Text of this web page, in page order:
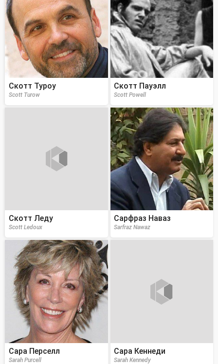
Скотт Туроу
Scott Turow
Скотт Пауэлл
Scott Powell
Скотт Леду
Scott Ledoux
Сарфраз Наваз
Sarfraz Nawaz
Сара Перселл
Sarah Purcell
Сара Кеннеди
Sarah Kennedy